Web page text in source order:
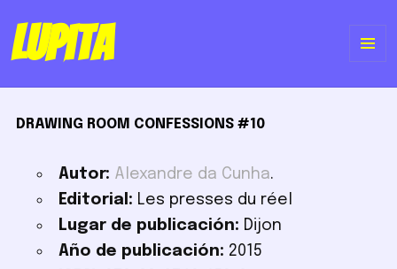
Lupita
DRAWING ROOM CONFESSIONS #10
Autor: Alexandre da Cunha.
Editorial: Les presses du réel
Lugar de publicación: Dijon
Año de publicación: 2015